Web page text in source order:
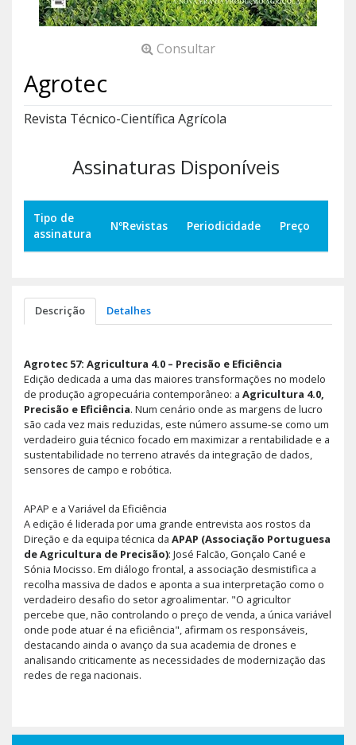
Consultar
Agrotec
Revista Técnico-Científica Agrícola
Assinaturas Disponíveis
Tipo de
assinatura
NºRevistas Periodicidade Preço
Descrição Detalhes
Agrotec 57: Agricultura 4.0 – Precisão e Eficiência
Edição dedicada a uma das maiores transformações no modelo
de produção agropecuária contemporâneo: a Agricultura 4.0,
Precisão e Eficiência. Num cenário onde as margens de lucro
são cada vez mais reduzidas, este número assume-se como um
verdadeiro guia técnico focado em maximizar a rentabilidade e a
sustentabilidade no terreno através da integração de dados,
sensores de campo e robótica.
APAP e a Variável da Eficiência
A edição é liderada por uma grande entrevista aos rostos da
Direção e da equipa técnica da APAP (Associação Portuguesa
de Agricultura de Precisão): José Falcão, Gonçalo Cané e
Sónia Mocisso. Em diálogo frontal, a associação desmistifica a
recolha massiva de dados e aponta a sua interpretação como o
verdadeiro desafio do setor agroalimentar. "O agricultor
percebe que, não controlando o preço de venda, a única variável
onde pode atuar é na eficiência", afirmam os responsáveis,
destacando ainda o avanço da sua academia de drones e
analisando criticamente as necessidades de modernização das
redes de rega nacionais.